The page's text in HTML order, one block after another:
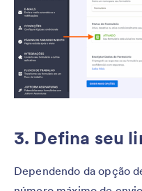
3. Defina seu
Dependendo da opção